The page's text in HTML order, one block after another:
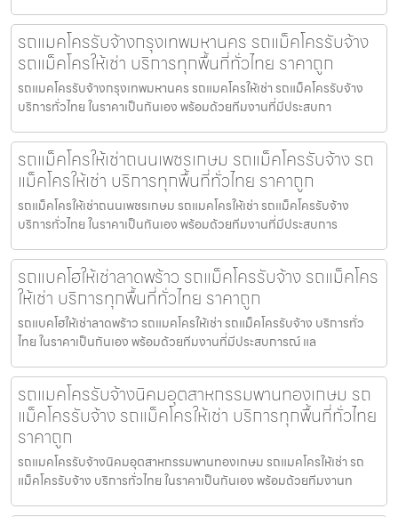
รถแมคโครรับจ้างกรุงเทพมหานคร รถแม็คโครรับจ้าง
รถแม็คโครให้เช่า บริการทุกพื้นที่ทั่วไทย ราคาถูก
รถแมคโครรับจ้างกรุงเทพมหานคร รถแมคโครให้เช่า รถแม็คโครรับจ้าง
บริการทั่วไทย ในราคาเป็นกันเอง พร้อมด้วยทีมงานที่มีประสบกา
รถแม็คโครให้เช่าถนนเพชรเกษม รถแม็คโครรับจ้าง รถ
แม็คโครให้เช่า บริการทุกพื้นที่ทั่วไทย ราคาถูก
รถแม็คโครให้เช่าถนนเพชรเกษม รถแมคโครให้เช่า รถแม็คโครรับจ้าง
บริการทั่วไทย ในราคาเป็นกันเอง พร้อมด้วยทีมงานที่มีประสบการ
รถแบคโฮให้เช่าลาดพร้าว รถแม็คโครรับจ้าง รถแม็คโคร
ให้เช่า บริการทุกพื้นที่ทั่วไทย ราคาถูก
รถแบคโฮให้เช่าลาดพร้าว รถแมคโครให้เช่า รถแม็คโครรับจ้าง บริการทั่ว
ไทย ในราคาเป็นกันเอง พร้อมด้วยทีมงานที่มีประสบการณ์ แล
รถแมคโครรับจ้างนิคมอุตสาหกรรมพานทองเกษม รถ
แม็คโครรับจ้าง รถแม็คโครให้เช่า บริการทุกพื้นที่ทั่วไทย
ราคาถูก
รถแมคโครรับจ้างนิคมอุตสาหกรรมพานทองเกษม รถแมคโครให้เช่า รถ
แม็คโครรับจ้าง บริการทั่วไทย ในราคาเป็นกันเอง พร้อมด้วยทีมงานท